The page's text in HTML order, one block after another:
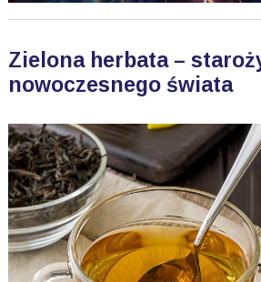
Zielona herbata –
nowoczesnego świata